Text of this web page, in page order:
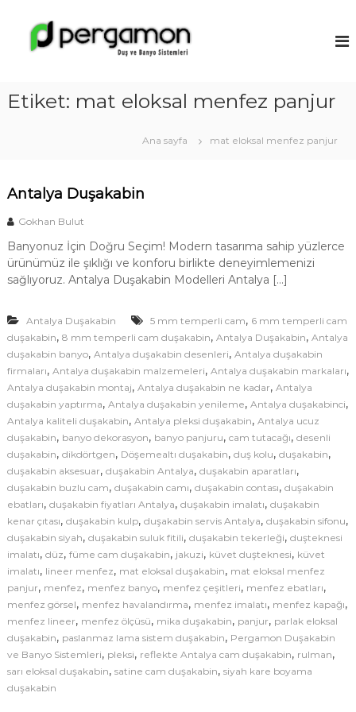
l
a
a
b
M
o
d
e
l
l
e
r
i
|
A
n
t
a
y
a
D
u
Etiket: mat eloksal menfez panjur
Ana sayfa mat eloksal menfez panjur
Antalya Duşakabin
Gokhan Bulut
Banyonuz İçin Doğru Seçim! Modern tasarıma sahip yüzlerce
ürünümüz ile şıklığı ve konforu birlikte deneyimlemenizi
sağlıyoruz. Antalya Duşakabin Modelleri Antalya […]
Antalya Duşakabin 5 mm temperli cam, 6 mm temperli cam
duşakabin, 8 mm temperli cam duşakabin, Antalya Duşakabin, Antalya
duşakabin banyo, Antalya duşakabin desenleri, Antalya duşakabin
firmaları, Antalya duşakabin malzemeleri, Antalya duşakabin markaları,
Antalya duşakabin montaj, Antalya duşakabin ne kadar, Antalya
duşakabin yaptırma, Antalya duşakabin yenileme, Antalya duşakabinci,
Antalya kaliteli duşakabin, Antalya pleksi duşakabin, Antalya ucuz
duşakabin, banyo dekorasyon, banyo panjuru, cam tutacağı, desenli
duşakabin, dikdörtgen, Döşemealtı duşakabin, duş kolu, duşakabin,
duşakabin aksesuar, duşakabin Antalya, duşakabin aparatları,
duşakabin buzlu cam, duşakabin camı, duşakabin contası, duşakabin
ebatları, duşakabin fiyatları Antalya, duşakabin imalatı, duşakabin
kenar çıtası, duşakabin kulp, duşakabin servis Antalya, duşakabin sifonu,
duşakabin siyah, duşakabin suluk fitili, duşakabin tekerleği, duşteknesi
imalatı, düz, füme cam duşakabin, jakuzi, küvet duşteknesi, küvet
imalatı, lineer menfez, mat eloksal duşakabin, mat eloksal menfez
panjur, menfez, menfez banyo, menfez çeşitleri, menfez ebatları,
menfez görsel, menfez havalandırma, menfez imalatı, menfez kapağı,
menfez lineer, menfez ölçüsü, mika duşakabin, panjur, parlak eloksal
duşakabin, paslanmaz lama sistem duşakabin, Pergamon Duşakabin
ve Banyo Sistemleri, pleksi, reflekte Antalya cam duşakabin, rulman,
sarı eloksal duşakabin, satine cam duşakabin, siyah kare boyama
duşakabin